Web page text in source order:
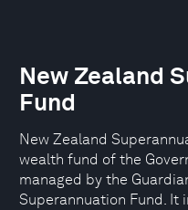
New Zealand
Fund
New Zealand
wealth fund of the
managed by the
Superannuation Fund. It